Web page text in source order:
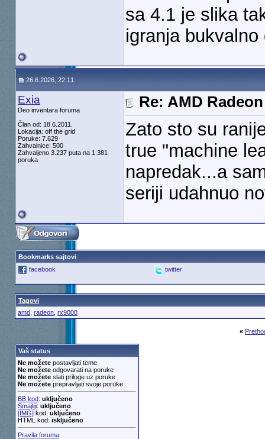
sa 4.1 je slika
igranja
26.6.2026, 22:11
Exia
Deo inventara foruma
Član od: 18.6.2011.
Lokacija: off the grid
Poruke: 7.629
Zahvalnice: 500
Zahvaljeno 3.237 puta na 1.381
poruka
Re: AMD
Zato sto su
true "machine
napredak...a
seriji udahnuo
Bookmarks sajtovi
facebook
twitter
Tagovi
amd, radeon, rx9000
«
Vaš status
Ne možetepostavljati teme
Ne možeteodgovarati na poruke
Ne možeteslati priloge uz poruke
Ne možeteprepravljati svoje poruke
BB kod: uključeno
Smajliji: uključeno
[IMG]kod: uključeno
HTML kod: isključeno
Pravila foruma